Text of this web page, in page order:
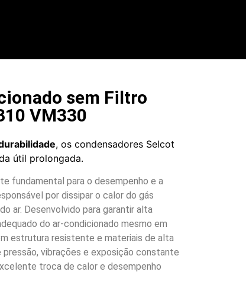
sem Filtro
VM330
, os condensadores Selcot
útil prolongada.
fundamental para o desempenho e a
por dissipar o calor do gás
ar. Desenvolvido para garantir alta
do ar-condicionado mesmo em
estrutura resistente e materiais de alta
vibrações e exposição constante
troca de calor e desempenho